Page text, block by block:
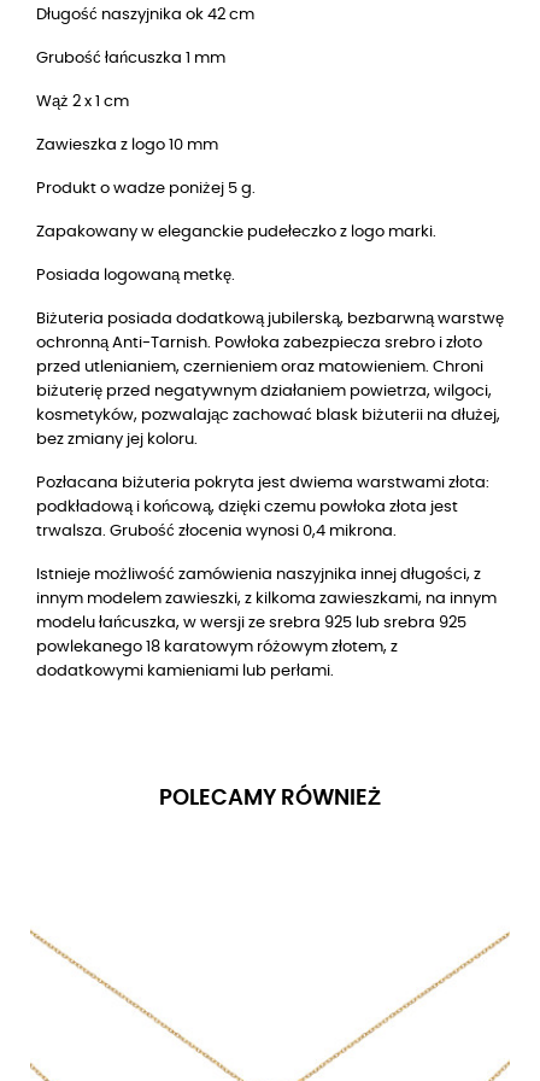
Długość naszyjnika ok 42 cm
Grubość łańcuszka 1 mm
Wąż 2 x 1 cm
Zawieszka z logo 10 mm
Produkt o wadze poniżej 5 g.
Zapakowany w eleganckie pudełeczko z logo marki.
Posiada logowaną metkę.
Biżuteria posiada dodatkową jubilerską, bezbarwną warstwę
ochronną Anti-Tarnish. Powłoka zabezpiecza srebro i złoto
przed utlenianiem, czernieniem oraz matowieniem. Chroni
biżuterię przed negatywnym działaniem powietrza, wilgoci,
kosmetyków, pozwalając zachować blask biżuterii na dłużej,
bez zmiany jej koloru.
Pozłacana biżuteria pokryta jest dwiema warstwami złota:
podkładową i końcową, dzięki czemu powłoka złota jest
trwalsza. Grubość złocenia wynosi 0,4 mikrona.
Istnieje możliwość zamówienia naszyjnika innej długości, z
innym modelem zawieszki, z kilkoma zawieszkami, na innym
modelu łańcuszka, w wersji ze srebra 925 lub srebra 925
powlekanego 18 karatowym różowym złotem, z
dodatkowymi kamieniami lub perłami.
POLECAMY RÓWNIEŻ